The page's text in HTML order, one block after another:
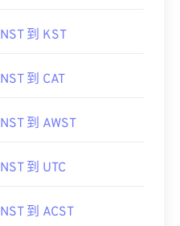
NST 到 KST
NST 到 CAT
NST 到 AWST
NST 到 UTC
NST 到 ACST